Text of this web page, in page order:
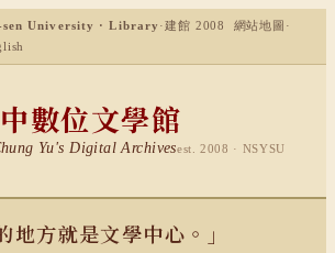
University · Library ·建館 2008 網站地圖 ·
數位文學館
Yu's Digital Archivesest. 2008 · NSYSU
地方就是文學中心。」